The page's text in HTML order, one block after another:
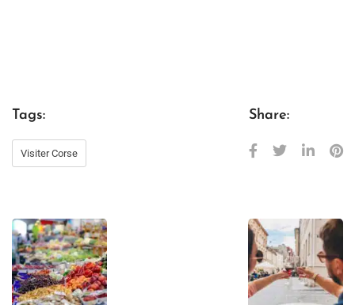
Tags:
Visiter Corse
Share: